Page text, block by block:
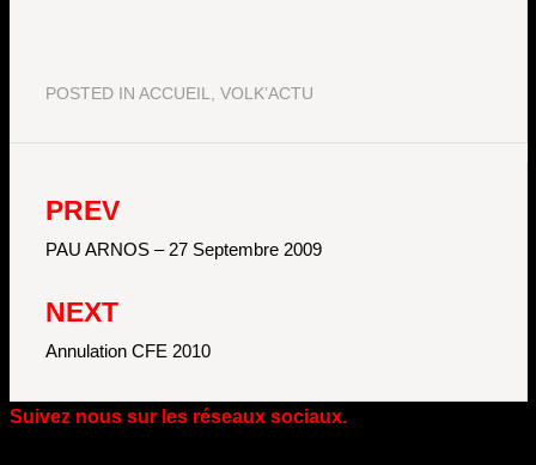
POSTED IN ACCUEIL, VOLK’ACTU
Navigation
de
l’article
PREV
PAU ARNOS – 27 Septembre 2009
NEXT
Annulation CFE 2010
Suivez nous sur les réseaux sociaux.